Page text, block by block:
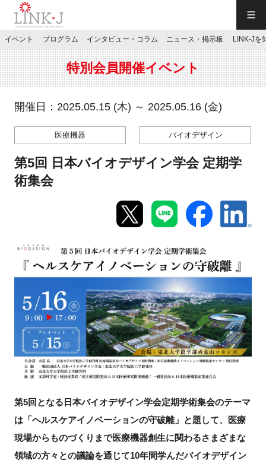
JP／EN
特別会員専用メニュー
施設ご予約
マイページ
イベント
プログラム
インタビュー・コラム
ニュース・掲示板
LINK-Jを知る
イベント プログラム インタビュー・コラム ニュース・掲示板 LINK-Jを
特別会員開催イベント
開催日：2025.05.15 (木) ～ 2025.05.16 (金)
医療機器 バイオデザイン
第5回 日本バイオデザイン学会 定期学
術集会
第5回となる日本バイオデザイン学会定期学術集会のテーマ
は「ヘルスケアイノベーションの守破離」と題して、医療
現場からものづくりまで医療機器創生に関わるさまざまな
領域の方々との議論を通じて10年間学んだバイオデザイン